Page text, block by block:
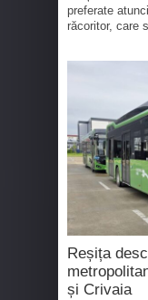
preferate
răcoritor, care
Reșița
și Crivaia